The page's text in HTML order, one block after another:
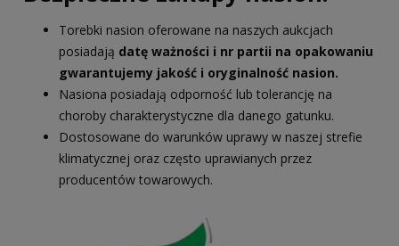
Torebki nasion oferowane na naszych aukcjach
posiadają datę ważności i nr partii na opakowaniu
gwarantujemy jakość i oryginalność nasion.
Nasiona posiadają odporność lub tolerancję na
choroby charakterystyczne dla danego gatunku.
Dostosowane do warunków uprawy w naszej strefie
klimatycznej oraz często uprawianych przez
producentów towarowych.